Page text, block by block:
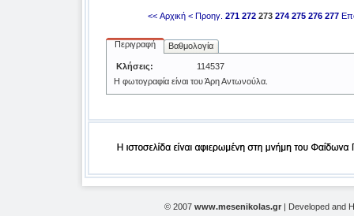
<< Αρχική < Προηγ. 271 272 273 274 275 276 277
Περιγραφή Βαθμολογία
Κλήσεις:
114537
H φωτογραφία είναι του Άρη Αντωνούλα.
© 2007 www.mesenikolas.gr | Developed and